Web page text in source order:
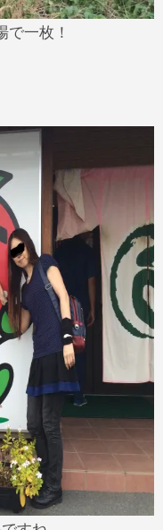
で一枚！